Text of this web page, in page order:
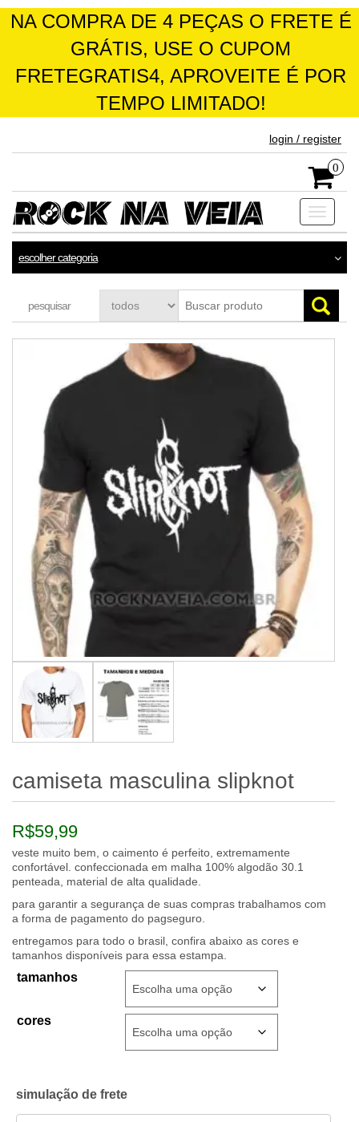
NA COMPRA DE 4 PEÇAS O FRETE É
GRÁTIS, USE O CUPOM
FRETEGRATIS4, APROVEITE É POR
TEMPO LIMITADO!
login / register
0
Toggle
escolher categoria
pesquisar
camiseta masculina slipknot
R$59,99
veste muito bem, o caimento é perfeito, extremamente
confortável. confeccionada em malha 100% algodão 30.1
penteada, material de alta qualidade.
para garantir a segurança de suas compras trabalhamos com
a forma de pagamento do pagseguro.
entregamos para todo o brasil, confira abaixo as cores e
tamanhos disponíveis para essa estampa.
tamanhos
cores
simulação de frete